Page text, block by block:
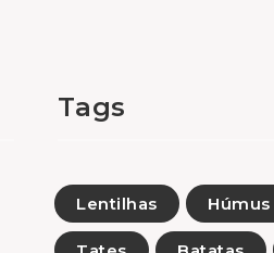
Tags
Lentilhas Húmus